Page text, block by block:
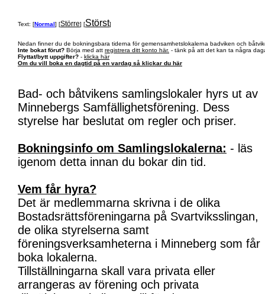
Text: [Normal] [Större] [Störst]
Nedan finner du de bokningsbara tiderna för gemensamhetslokalerna badviken och
Inte bokat förut? Börja med att registrera ditt konto här. - tänk på att det kan ta några
Flyttat/bytt uppgifter? - klicka här
Om du vill boka en dagtid på en vardag så klickar du här
Bad- och båtvikens samlingslokaler hyrs ut av
Minnebergs Samfällighetsförening. Dess
styrelse har beslutat om regler och priser.
Bokningsinfo om Samlingslokalerna: - läs
igenom detta innan du bokar din tid.
Vem får hyra?
Det är medlemmarna skrivna i de olika
Bostadsrättsföreningarna på Svartviksslingan,
de olika styrelserna samt
föreningsverksamheterna i Minneberg som får
boka lokalerna.
Tillställningarna skall vara privata eller
arrangeras av förening och privata